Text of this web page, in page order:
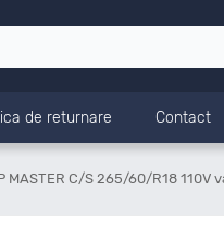
de returnare Contact
MASTER C/S 265/60/R18 110V